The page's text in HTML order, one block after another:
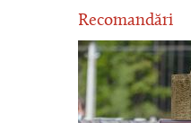
Recomandări